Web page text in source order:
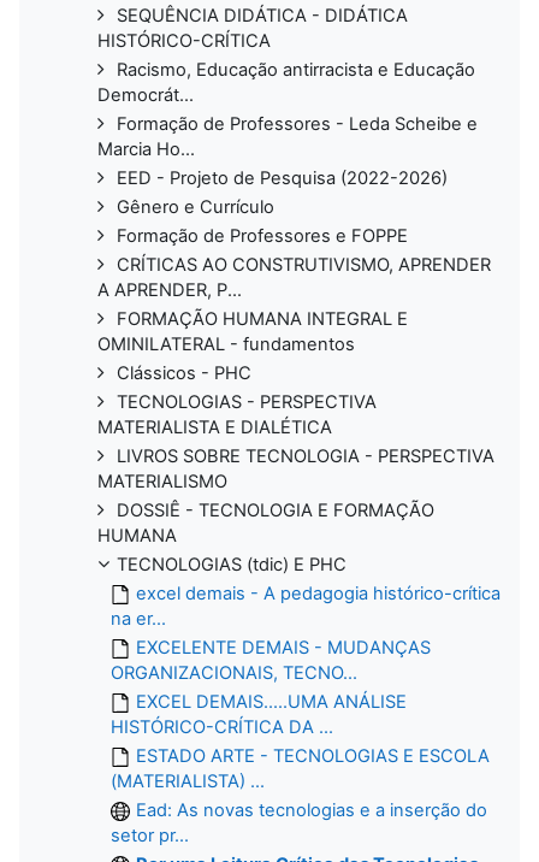
SEQUÊNCIA DIDÁTICA - DIDÁTICA
HISTÓRICO-CRÍTICA
Racismo, Educação antirracista e Educação
Democrát...
Formação de Professores - Leda Scheibe e
Marcia Ho...
EED - Projeto de Pesquisa (2022-2026)
Gênero e Currículo
Formação de Professores e FOPPE
CRÍTICAS AO CONSTRUTIVISMO, APRENDER
A APRENDER, P...
FORMAÇÃO HUMANA INTEGRAL E
OMINILATERAL - fundamentos
Clássicos - PHC
TECNOLOGIAS - PERSPECTIVA
MATERIALISTA E DIALÉTICA
LIVROS SOBRE TECNOLOGIA - PERSPECTIVA
MATERIALISMO
DOSSIÊ - TECNOLOGIA E FORMAÇÃO
HUMANA
TECNOLOGIAS (tdic) E PHC
excel demais - A pedagogia histórico-crítica
na er...
EXCELENTE DEMAIS - MUDANÇAS
ORGANIZACIONAIS, TECNO...
EXCEL DEMAIS.....UMA ANÁLISE
HISTÓRICO-CRÍTICA DA ...
ESTADO ARTE - TECNOLOGIAS E ESCOLA
(MATERIALISTA) ...
Ead: As novas tecnologias e a inserção do
setor pr...